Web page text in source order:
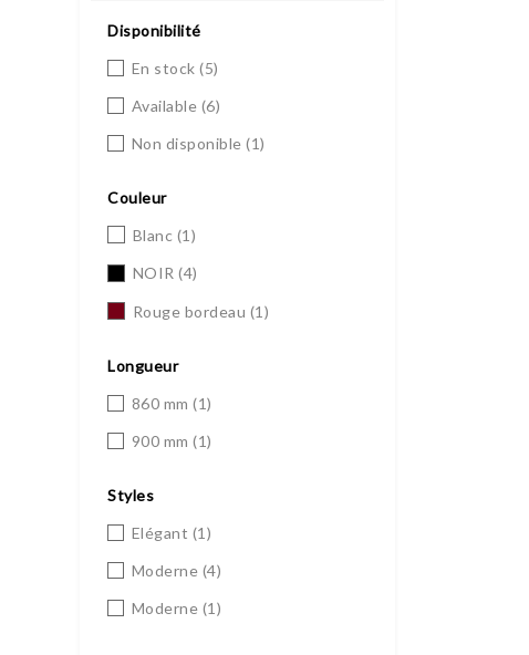
Disponibilité
En stock (5)
Available (6)
Non disponible (1)
Couleur
Blanc (1)
NOIR (4)
Rouge bordeau (1)
Longueur
860 mm (1)
900 mm (1)
Styles
Elégant (1)
Moderne (4)
Moderne (1)